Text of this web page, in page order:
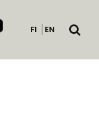
FI EN
Avaa